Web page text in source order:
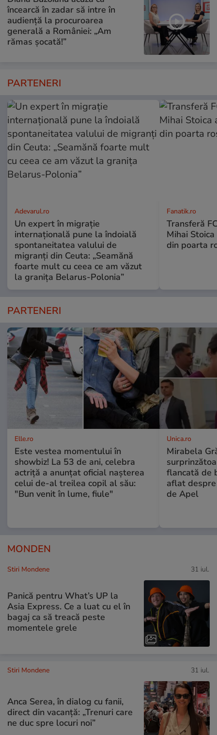
încearcă în zadar să intre în
audiență la procuroarea
generală a României: „Am
rămas șocată!”
PARTENERI
Adevarul.ro
Un expert în migrație
internațională pune la îndoială
spontaneitatea valului de
migranți din Ceuta: „Seamănă
foarte mult cu ceea ce am văzut
la granița Belarus-Polonia”
Fanatik.ro
Transferă
Mihai
din poarta
PARTENERI
Elle.ro
Este vestea momentului în
showbiz! La 53 de ani, celebra
actriță a anunțat oficial nașterea
celui de-al treilea copil al său:
"Bun venit în lume, fiule"
Unica.ro
Mirabela
flancată de
aflat
de Apel
MONDEN
Stiri Mondene 31 iul.
Panică pentru What’s UP la
Asia Express. Ce a luat cu el în
bagaj ca să treacă peste
momentele grele
Stiri Mondene 31 iul.
Anca Serea, în dialog cu fanii,
direct din vacanță: „Trenuri care
ne duc spre locuri noi”